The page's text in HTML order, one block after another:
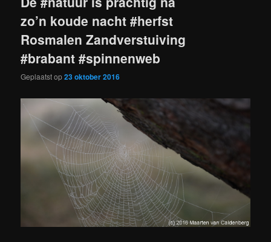
zo’n koude nacht #herfst
Rosmalen Zandverstuiving
#brabant #spinnenweb
Geplaatst op23 oktober 2016